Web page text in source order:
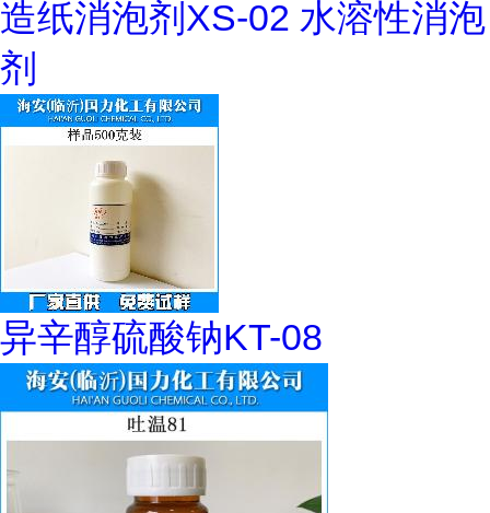
造纸消泡剂XS-02 水溶性消泡
剂
异辛醇硫酸钠KT-08